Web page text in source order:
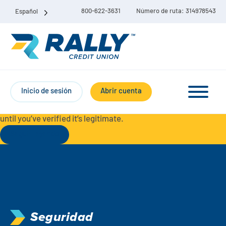
Español 800-622-3631 Número de ruta: 314978543
Inicio de sesión Abrir cuenta
Cuenta corriente Liberty
Ahorro
contact Rally Credit Union using our official phone numbers. If
you receive a letter, email, text message, or other
until you’ve verified it’s legitimate.
Seguridad